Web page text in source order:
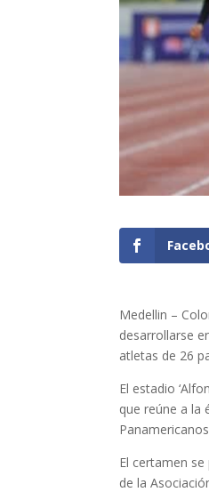
Medellin –
desarrollarse
atletas de 26
El estadio
que reúne a la
El certamen
de la